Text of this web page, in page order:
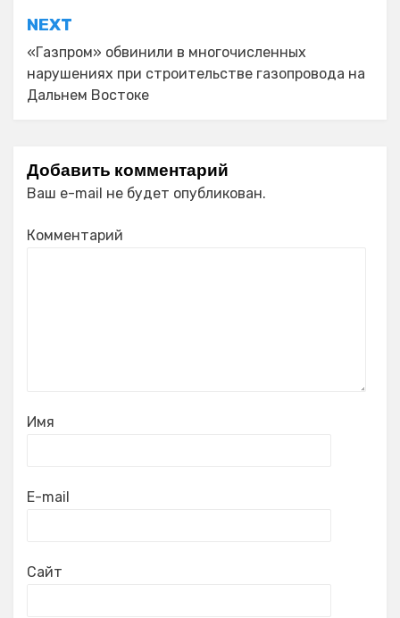
NEXT
«Газпром» обвинили в многочисленных
нарушениях при строительстве газопровода на
Дальнем Востоке
Добавить комментарий
Ваш e-mail не будет опубликован.
Комментарий
Имя
E-mail
Сайт